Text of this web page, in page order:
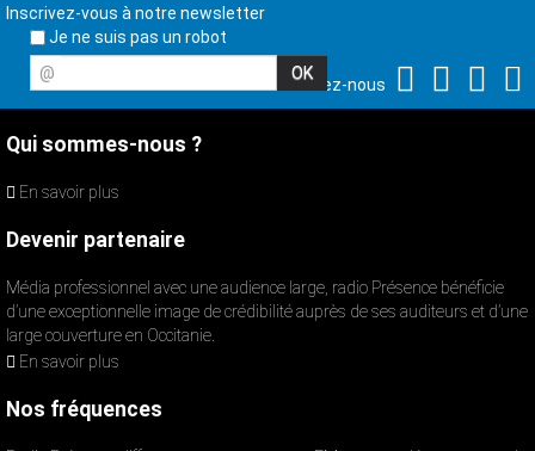
Inscrivez-vous à notre newsletter
Je ne suis pas un robot
@
Suivez-nous
Qui sommes-nous ?
En savoir plus
Devenir partenaire
Média professionnel avec une audience large, radio Présence bénéficie
d’une exceptionnelle image de crédibilité auprès de ses auditeurs et d’une
large couverture en Occitanie.
En savoir plus
Nos fréquences